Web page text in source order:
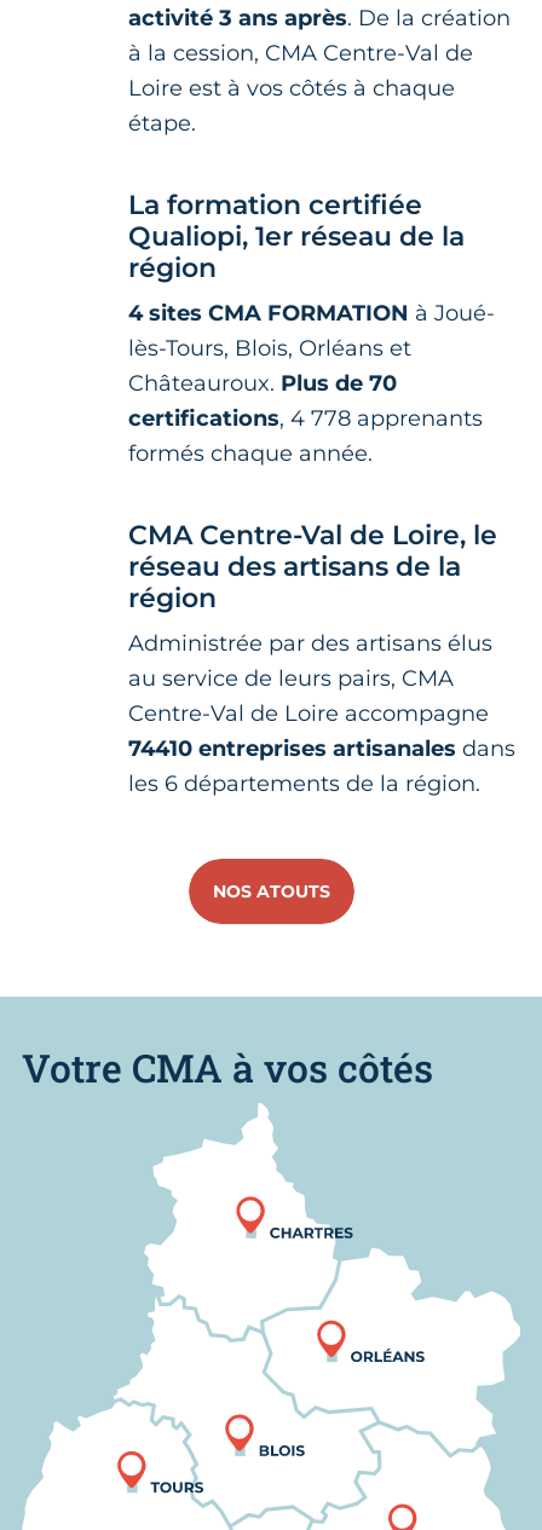
activité 3 ans après. De la création
à la cession, CMA Centre-Val de
Loire est à vos côtés à chaque
étape.
La formation certifiée
Qualiopi, 1er réseau de la
région
4 sites CMA FORMATION à Joué-
lès-Tours, Blois, Orléans et
Châteauroux. Plus de 70
certifications, 4 778 apprenants
formés chaque année.
CMA Centre-Val de Loire, le
réseau des artisans de la
région
Administrée par des artisans élus
au service de leurs pairs, CMA
Centre-Val de Loire accompagne
74410 entreprises artisanales dans
les 6 départements de la région.
NOS ATOUTS
Votre CMA à vos côtés